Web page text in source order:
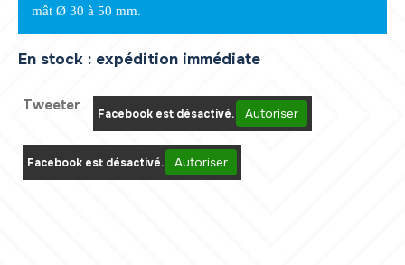
mât Ø 30 à 50 mm.
En stock : expédition immédiate
Tweeter Facebook est désactivé. Autoriser
Facebook est désactivé. Autoriser